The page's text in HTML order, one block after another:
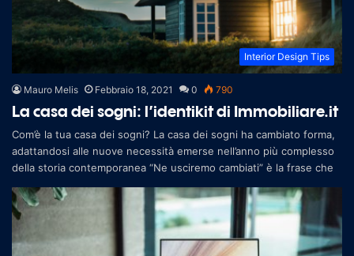
Interior Design Tips
Mauro Melis Febbraio 18, 2021 0 790
La casa dei sogni: l’identikit di Immobiliare.it
Com’è la tua casa dei sogni? La casa dei sogni ha cambiato forma,
adattandosi alle nuove necessità emerse nell’anno più complesso
della storia contemporanea “Ne usciremo cambiati” è la frase che